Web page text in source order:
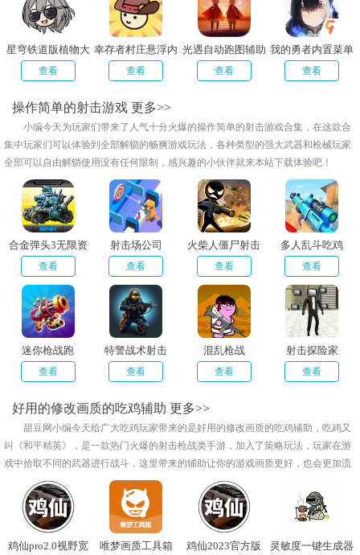
星穹铁道版植物大
战僵尸内置菜单版
查看
幸存者村庄悬浮内
置作弊菜单最新版
查看
光遇自动跑图辅助
器悬浮窗
查看
我的勇者内置菜单
悬浮器
查看
操作简单的射击游戏 更多>>
小编今天为玩家们带来了人气十分火爆的操作简单的射击游戏合集，在这款合
集中玩家们可以体验到全部解锁的畅爽游戏玩法，各种类型的强大武器和枪械玩家
全部可以自由解锁使用没有任何限制，感兴趣的小伙伴就来本站下载体验吧！
合金弹头3无限资
源
查看
射击场公司
查看
火柴人僵尸射击
查看
多人乱斗吃鸡
查看
迷你枪战跑
查看
特警战术射击
查看
混乱枪战
查看
射击探险家
查看
好用的修改画质的吃鸡辅助 更多>>
甜豆网小编今天给广大吃鸡玩家带来的是好用的修改画质的吃鸡辅助，吃鸡又
叫《和平精英》，是一款热门火爆的射击枪战类手游，加入了策略玩法，玩家在游
戏中拾取不同的武器进行战斗，这里带来的辅助让你的游戏画质更好，也会更加流
畅哦，喜欢的朋友们快来下载吧！
鸡仙pro2.0视野宽 唯梦画质工具箱 鸡仙2023官方版 灵敏度一键生成器